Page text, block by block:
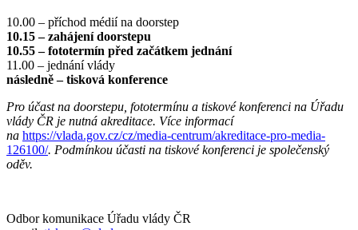
10.00 – příchod médií na doorstep
10.15 – zahájení doorstepu
10.55 – fototermín před začátkem jednání
11.00 – jednání vlády
následně – tisková konference
Pro účast na doorstepu, fototermínu a tiskové konferenci na Úřadu
vlády ČR je nutná akreditace. Více informací
na https://vlada.gov.cz/cz/media-centrum/akreditace-pro-media-
126100/. Podmínkou účasti na tiskové konferenci je společenský
oděv.
Odbor komunikace Úřadu vlády ČR